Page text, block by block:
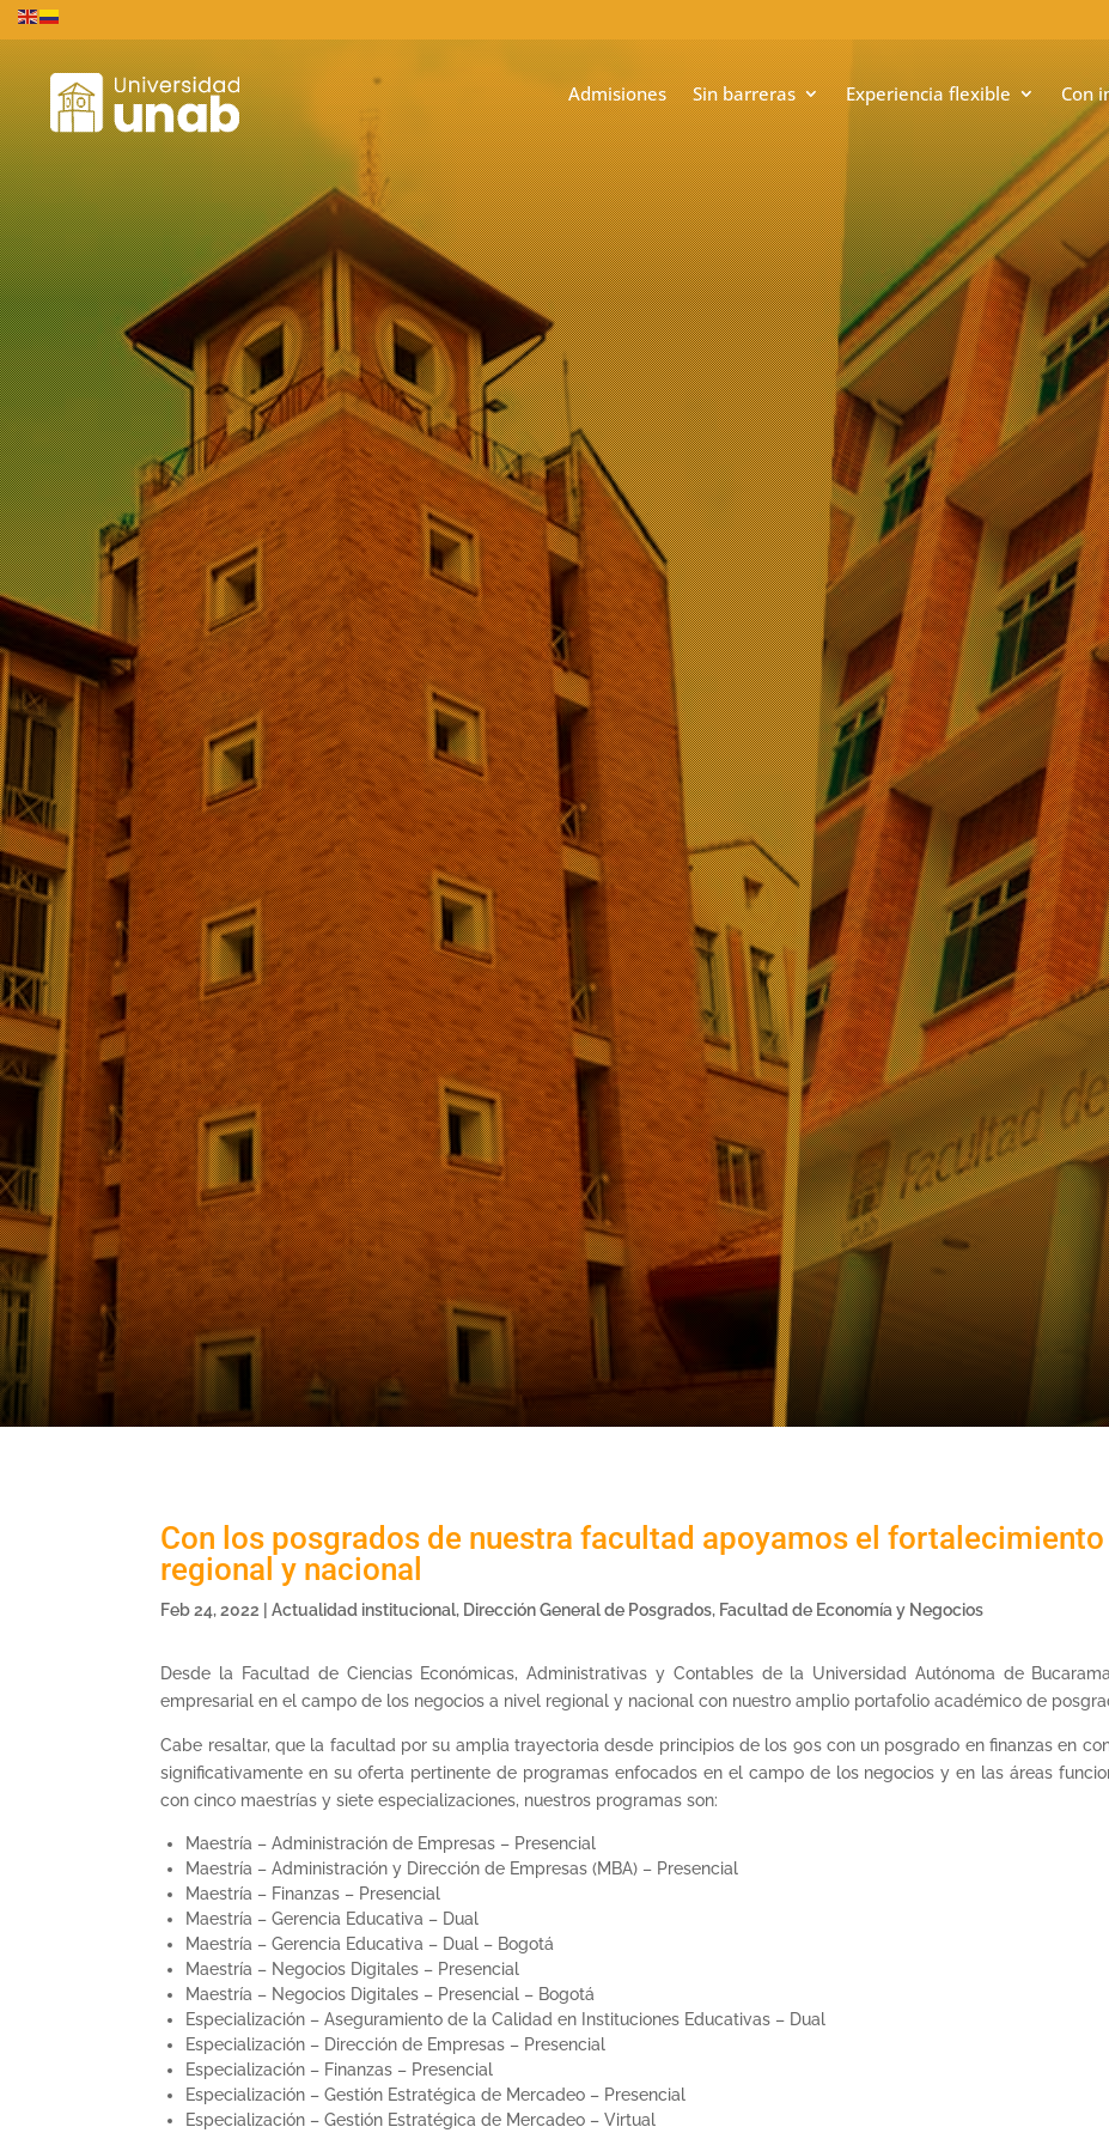
Admisiones Sin barreras Experiencia flexible Con
Con los posgrados de nuestra facultad apoyamos el fortalecimiento
regional y nacional
Feb 24, 2022 |Actualidad institucional, Dirección General de Posgrados, Facultad de Economía y Negocios
Desde la Facultad de Ciencias Económicas, Administrativas y Contables de la Universidad Autónoma de
empresarial en el campo de los negocios a nivel regional y nacional con nuestro amplio portafolio académico de
Cabe resaltar, que la facultad por su amplia trayectoria desde principios de los 90s con un posgrado en finanzas en
significativamente en su oferta pertinente de programas enfocados en el campo de los negocios y en las áreas
con cinco maestrías y siete especializaciones, nuestros programas son:
Maestría – Administración de Empresas – Presencial
Maestría – Administración y Dirección de Empresas (MBA) – Presencial
Maestría – Finanzas – Presencial
Maestría – Gerencia Educativa – Dual
Maestría – Gerencia Educativa – Dual – Bogotá
Maestría – Negocios Digitales – Presencial
Maestría – Negocios Digitales – Presencial – Bogotá
Especialización – Aseguramiento de la Calidad en Instituciones Educativas – Dual
Especialización – Dirección de Empresas – Presencial
Especialización – Finanzas – Presencial
Especialización – Gestión Estratégica de Mercadeo – Presencial
Especialización – Gestión Estratégica de Mercadeo – Virtual